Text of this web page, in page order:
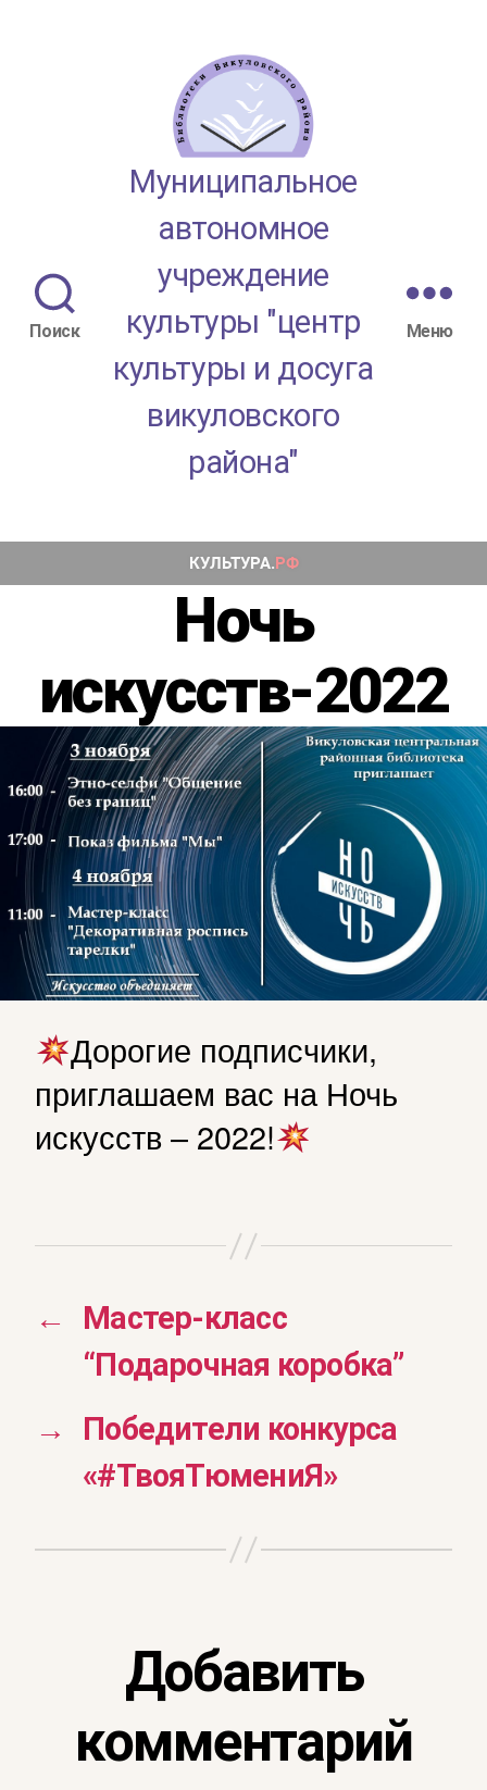
Поиск
МАУК
"ЦКД
района"
Муниципальное
автономное
учреждение
культуры "центр
культуры и досуга
викуловского
района"
Меню
Ночь
искусств-2022
Дорогие подписчики,
приглашаем вас на Ночь
искусств – 2022!
←
Мастер-класс
“Подарочная коробка”
→
Победители конкурса
«#ТвояТюмениЯ»
Добавить
комментарий